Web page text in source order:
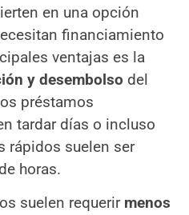
en una opción
financiamiento
ventajas es la
y desembolso del
préstamos
tardar días o incluso
rápidos suelen ser
horas.
suelen requerir menos